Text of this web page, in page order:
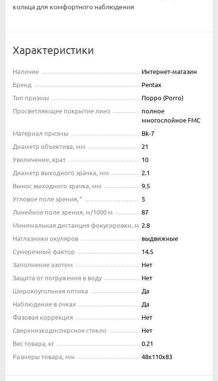
кольца для комфортного наблюдения
Характеристики
Наличие
Интернет-магазин
Бренд
Pentax
Тип призмы
Порро (Porro)
Просветляющее покрытие линз
полное
многослойное FMC
Материал призмы
Bk-7
Диаметр объектива, мм
21
Увеличение, крат
10
Диаметр выходного зрачка, мм
2.1
Вынос выходного зрачка, мм
9.5
Угловое поле зрения, °
5
Линейное поле зрения, м/1000 м
87
Минимальная дистанция фокусировки, м 2.8
Наглазники окуляров
выдвижные
Сумеречный фактор
14.5
Заполнение азотом
Нет
Защита от погружения в воду
Нет
Широкоугольная оптика
Да
Наблюдение в очках
Да
Фазовая коррекция
Нет
Сверхнизкодисперсное стекло
Нет
Вес товара, кг
0.21
Размеры товара, мм
48x110x83